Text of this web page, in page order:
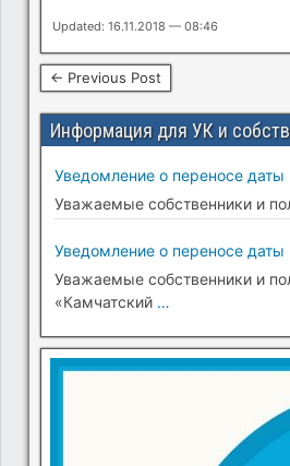
Updated: 16.11.2018 — 08:46
← Previous Post
Информация для УК и
Уведомление о переносе
Уважаемые собственники и
Уведомление о переносе
Уважаемые собственники и
«Камчатский …